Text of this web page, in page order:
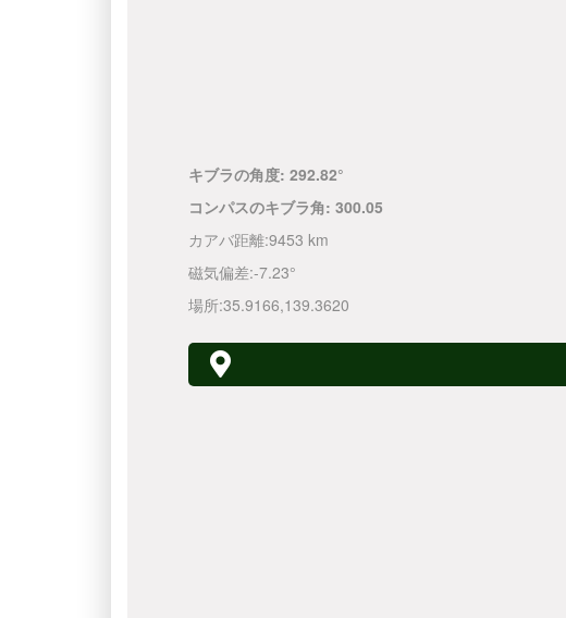
キブラの角度: 292.82°
コンパスのキブラ角: 300.05
カアバ距離:9453 km
磁気偏差:-7.23°
場所:35.9166,139.3620